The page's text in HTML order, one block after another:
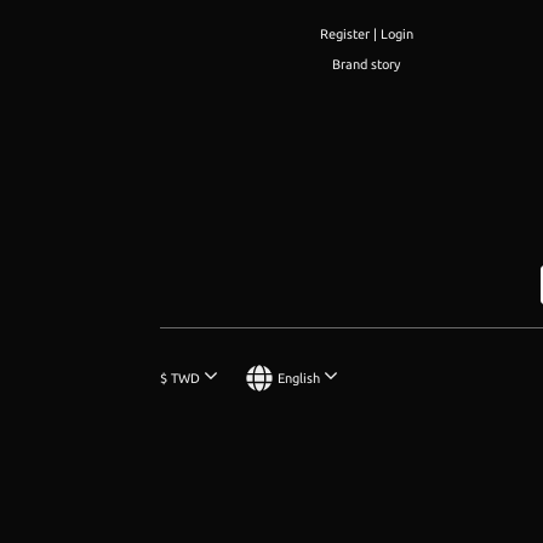
Register | Login
Brand story
$ TWD English